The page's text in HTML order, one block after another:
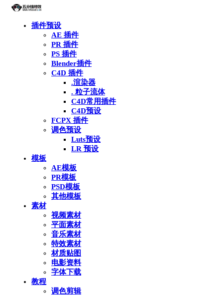
插件预设
AE 插件
PR 插件
PS 插件
Blender插件
C4D 插件
.渲染器
. 粒子流体
C4D常用插件
C4D预设
FCPX 插件
调色预设
Luts预设
LR 预设
模板
AE模板
PR模板
PSD模板
其他模板
素材
视频素材
平面素材
音乐素材
特效素材
材质贴图
电影资料
字体下载
教程
调色剪辑